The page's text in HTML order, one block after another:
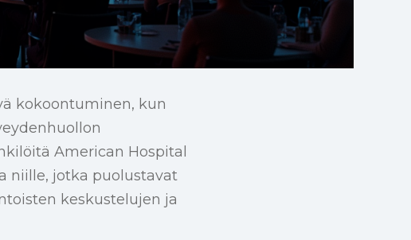
kokoontuminen, kun
American Hospital
niille, jotka puolustavat
keskustelujen ja